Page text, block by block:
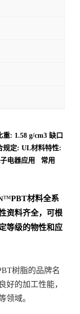
: 1.58 g/cm3 缺口
规定: UL材料特性:
电器应用 常用
™PBT材料全系
资料齐全，可根
等级的物性和应
树脂的品牌名
好的加工性能，
领域。